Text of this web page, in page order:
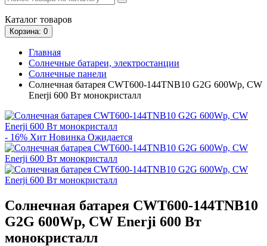
Каталог товаров
Корзина: 0
Главная
Солнечные батареи, электростанции
Солнечные панели
Солнечная батарея CWT600-144TNB10 G2G 600Wp, CW
Enerji 600 Вт монокристалл
- 16% Хит Новинка Ожидается
Солнечная батарея CWT600-144TNB10
G2G 600Wp, CW Enerji 600 Вт
монокристалл